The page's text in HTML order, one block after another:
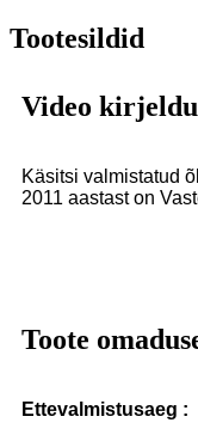
Tootesildid
Video
Käsitsi valmistatud
2011 aastast on
Toote
Ettevalmistusaeg :